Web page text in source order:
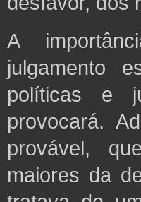
A
julgamento
políticas e
provocará.
provável,
maiores da